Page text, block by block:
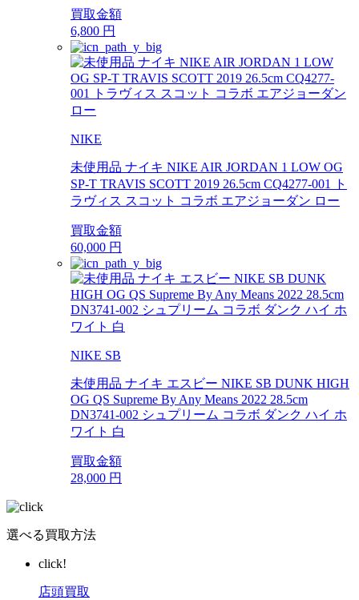
買取金額
6,800 円
NIKE
未使用品 ナイキ NIKE AIR JORDAN 1 LOW OG
SP-T TRAVIS SCOTT 2019 26.5cm CQ4277-001 ト
ラヴィス スコット コラボ エアジョーダン ロー
買取金額
60,000 円
NIKE SB
未使用品 ナイキ エスビー NIKE SB DUNK HIGH
OG QS Supreme By Any Means 2022 28.5cm
DN3741-002 シュプリーム コラボ ダンク ハイ ホ
ワイト 白
買取金額
28,000 円
選べる買取方法
click!
店頭買取